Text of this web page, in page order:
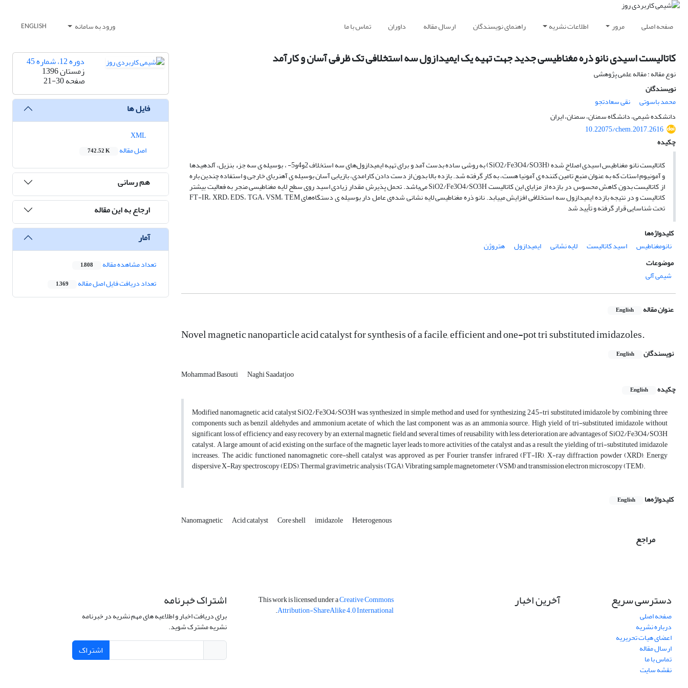
صفحه اصلی مرور اطلاعات نشریه راهنمای نویسندگان ارسال مقاله داوران تماس با ما ورود به سامانه ENGLISH
کاتالیست اسیدی نانو ذره مغناطیسی جدید جهت تهیه یک ایمیدازول سه استخلافی تک ظرفی آسان و کارآمد
نوع مقاله : مقاله علمی پژوهشی
نویسندگان
محمد باسوتی
نقی سعادتجو
دانشکده شیمی، دانشگاه سمنان، سمنان، ایران
10.22075/chem.2017.2616
چکیده
کاتالیست نانو مغناطیس اسیدی اصلاح شده (SiO2/Fe3O4/SO3H) به روشی ساده بدست آمد و برای تهیه ایمیدازول‌های سه استخلاف 2و4و5- ، بوسیله ی سه جزء بنزیل، آلدهید‌ها
و آمونیوم استات که به عنوان منبع تامین کننده ی آمونیا هست، به کار گرفته شد. بازده بالا بدون از دست دادن کارامدی، بازیابی آسان بوسیله ی آهنربای خارجی و استفاده چندین باره
از کاتالیست بدون کاهش محسوس در بازده از مزایای این کاتالیست SiO2/Fe3O4/SO3H می‌باشد. تحمل پذیرش مقدار زیادی اسید روی سطح لایه مغناطیسی منجر به فعالیت بیشتر
کاتالیست و در نتیجه بازده ایمیدازول سه استخلافی افزایش می‏یابد. نانو ذره مغناطیسی لایه نشانی شده‌ی عامل دار بوسیله ی دستگاه‌های FT-IR، XRD، EDS، TGA، VSM، TEM
تحت شناسایی قرار گرفته و تأیید شد
کلیدواژه‌ها
نانومغناطیس
اسید کاتالیست لایه نشانی ایمیدازول
هتروژن
موضوعات
شیمی آلی
عنوان مقاله English
Novel magnetic nanoparticle acid catalyst for synthesis of a facile, efficient and one-pot tri substituted imidazoles.
نویسندگان English
Mohammad Basouti
Naghi Saadatjoo
چکیده
English
Modified nanomagnetic acid catalyst SiO2/Fe3O4/SO3H was synthesized in simple method and used for synthesizing 2,4,5-tri substituted imidazole by combining three
components such as benzil, aldehydes and ammonium acetate of which the last component was as an ammonia source. High yield of tri-substituted imidazole without
significant loss of efficiency and easy recovery by an external magnetic field and several times of reusability with less deterioration are advantages of SiO2/Fe3O4/SO3H
catalyst. A large amount of acid existing on the surface of the magnetic layer leads to more activities of the catalyst and as a result, the yielding of tri-substituted imidazole
increases. The acidic functioned nanomagnetic core-shell catalyst was approved as per Fourier transfer infrared (FT-IR), X-ray diffraction powder (XRD), Energy
dispersive X-Ray spectroscopy (EDS), Thermal gravimetric analysis (TGA), Vibrating sample magnetometer (VSM) and transmission electron microscopy (TEM).
کلیدواژه‌ها English
Nanomagnetic Acid catalyst Core shell imidazole Heterogenous
مراجع
دوره 12، شماره 45
زمستان 1396
صفحه21-30
فایل ها
اصل مقاله
742.52 K
هم رسانی
ارجاع به این مقاله
آمار
تعداد مشاهده مقاله 1,808
تعداد دریافت فایل اصل مقاله 1,369
دسترسی سریع
صفحه اصلی
درباره نشریه
اعضای هیات تحریریه
ارسال مقاله
تماس با ما
نقشه سایت
آخرین اخبار This work is licensed under aCreative Commons
Attribution-ShareAlike 4.0 International
.
اشتراک خبرنامه
برای دریافت اخبار و اطلاعیه های مهم نشریه در خبرنامه
نشریه مشترک شوید.
اشتراک